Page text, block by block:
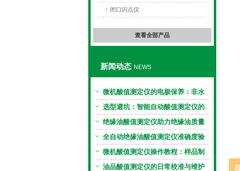
闭口闪点仪
查看全部产品
新闻动态 NEWS
微机酸值测定仪的电极保养：非水
电极的清洗与活化方法
选型避坑：智能自动酸值测定仪的
加热功率与萃取时间关系
绝缘油酸值测定仪助力绝缘油质量
把控，降低设备故障
全自动绝缘油酸值测定仪准确度验
证：标准物质标定步骤
微机酸值测定仪操作教程：样品制
备、参数设置与结果解读
油品酸值测定仪的日常校准与维护